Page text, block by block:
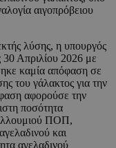
αιγοπρόβειου
λύσης, η υπουργός
30 Απριλίου 2026 με
καμία απόφαση σε
του γάλακτος για την
αφορούσε την
ποσότητα
ΠΟΠ,
και
αγελαδινού